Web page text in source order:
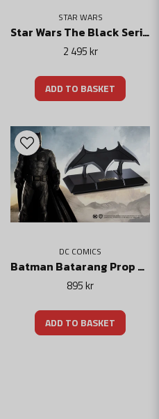
STAR WARS
Star Wars The Black Series Electronic Helmet The Mandalorian Din Djarin
2 495 kr
ADD TO BASKET
DC COMICS
Batman Batarang Prop Replica - Dc Comics
895 kr
ADD TO BASKET